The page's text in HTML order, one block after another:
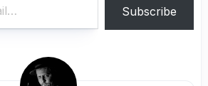
Subscribe